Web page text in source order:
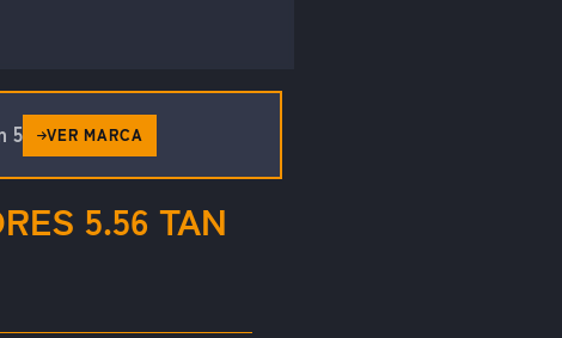
5.56 TAN
5 VER MARCA